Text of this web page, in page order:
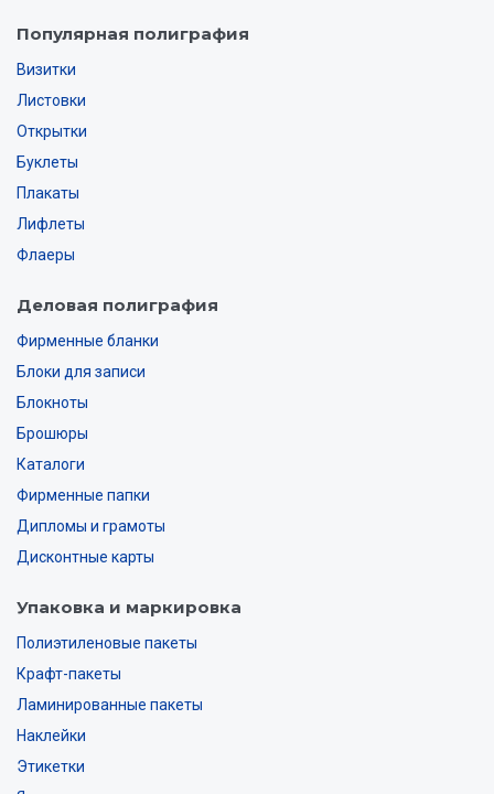
Популярная полиграфия
Визитки
Листовки
Открытки
Буклеты
Плакаты
Лифлеты
Флаеры
Деловая полиграфия
Фирменные бланки
Блоки для записи
Блокноты
Брошюры
Каталоги
Фирменные папки
Дипломы и грамоты
Дисконтные карты
Упаковка и маркировка
Полиэтиленовые пакеты
Крафт-пакеты
Ламинированные пакеты
Наклейки
Этикетки